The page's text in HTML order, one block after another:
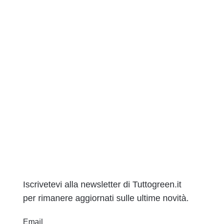
Iscrivetevi alla newsletter di Tuttogreen.it
per rimanere aggiornati sulle ultime novità.
Email